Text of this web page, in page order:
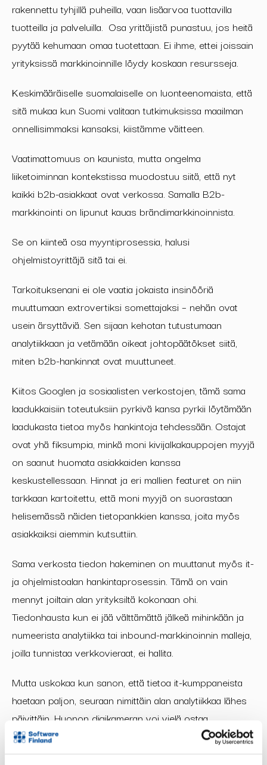
rakennettu tyhjillä puheilla, vaan lisäarvoa tuottavilla
tuotteilla ja palveluilla. Osa yrittäjistä punastuu, jos heitä
pyytää kehumaan omaa tuotettaan. Ei ihme, ettei joissain
yrityksissä markkinoinnille löydy koskaan resursseja.
Keskimääräiselle suomalaiselle on luonteenomaista, että
sitä mukaa kun Suomi valitaan tutkimuksissa maailman
onnellisimmaksi kansaksi, kiistämme väitteen.
Vaatimattomuus on kaunista, mutta ongelma
liiketoiminnan kontekstissa muodostuu siitä, että nyt
kaikki b2b-asiakkaat ovat verkossa. Samalla B2b-
markkinointi on lipunut kauas brändimarkkinoinnista.
Se on kiinteä osa myyntiprosessia, halusi
ohjelmistoyrittäjä sitä tai ei.
Tarkoituksenani ei ole vaatia jokaista insinööriä
muuttumaan extrovertiksi somettajaksi – nehän ovat
usein ärsyttäviä. Sen sijaan kehotan tutustumaan
analytiikkaan ja vetämään oikeat johtopäätökset siitä,
miten b2b-hankinnat ovat muuttuneet.
Kiitos Googlen ja sosiaalisten verkostojen, tämä sama
laadukkaisiin toteutuksiin pyrkivä kansa pyrkii löytämään
laadukasta tietoa myös hankintoja tehdessään. Ostajat
ovat yhä fiksumpia, minkä moni kivijalkakauppojen myyjä
on saanut huomata asiakkaiden kanssa
keskustellessaan. Hinnat ja eri mallien featuret on niin
tarkkaan kartoitettu, että moni myyjä on suorastaan
helisemässä näiden tietopankkien kanssa, joita myös
asiakkaiksi aiemmin kutsuttiin.
Sama verkosta tiedon hakeminen on muuttanut myös it-
ja ohjelmistoalan hankintaprosessin. Tämä on vain
mennyt joiltain alan yrityksiltä kokonaan ohi.
Tiedonhausta kun ei jää välttämättä jälkeä mihinkään ja
numeerista analytiikka tai inbound-markkinoinnin malleja,
joilla tunnistaa verkkovieraat, ei hallita.
Mutta uskokaa kun sanon, että tietoa it-kumppaneista
haetaan paljon, seuraan nimittäin alan analytiikkaa lähes
päivittäin. Huonon digikameran voi vielä ostaa
vahingossa, mutta ohjelmistohankkeissa ja -
hankinnoissa ollaan tarkkana, koska väärä valinta voi olla